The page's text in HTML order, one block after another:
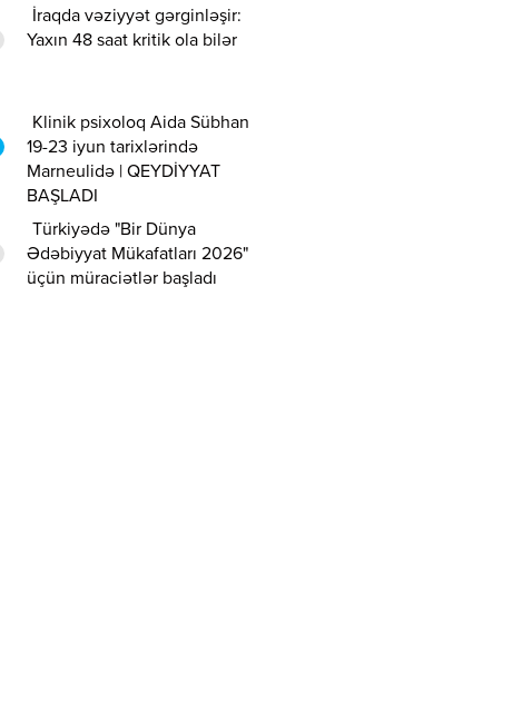
İraqda vəziyyət gərginləşir:
Yaxın 48 saat kritik ola bilər
Klinik psixoloq Aida Sübhan
19-23 iyun tarixlərində
Marneulidə | QEYDİYYAT
BAŞLADI
Türkiyədə "Bir Dünya
Ədəbiyyat Mükafatları 2026"
üçün müraciətlər başladı